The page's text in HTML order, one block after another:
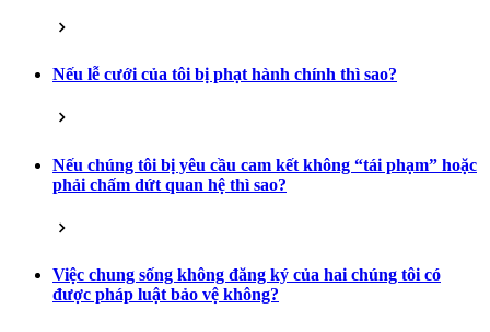
Nếu lễ cưới của tôi bị phạt hành chính thì sao?
Nếu chúng tôi bị yêu cầu cam kết không “tái phạm” hoặc
phải chấm dứt quan hệ thì sao?
Việc chung sống không đăng ký của hai chúng tôi có
được pháp luật bảo vệ không?